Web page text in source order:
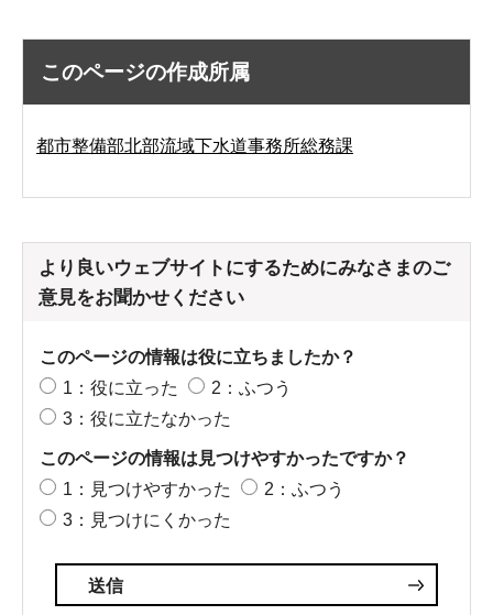
このページの作成所属
都市整備部北部流域下水道事務所総務課
より良いウェブサイトにするためにみなさまのご
意見をお聞かせください
このページの情報は役に立ちましたか？
1：役に立った
2：ふつう
3：役に立たなかった
このページの情報は見つけやすかったですか？
1：見つけやすかった
2：ふつう
3：見つけにくかった